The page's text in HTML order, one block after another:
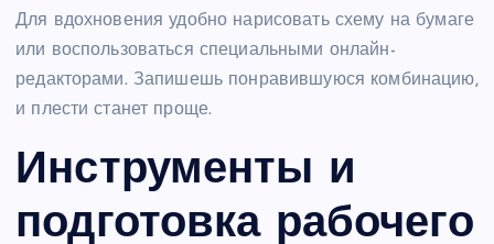
Для вдохновения удобно нарисовать схему на бумаге
или воспользоваться специальными онлайн-
редакторами. Запишешь понравившуюся комбинацию,
и плести станет проще.
Инструменты и
подготовка рабочего